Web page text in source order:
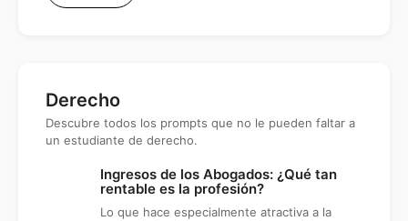
Derecho
Descubre todos los prompts que no le pueden faltar a
un estudiante de derecho.
Ingresos de los Abogados: ¿Qué tan
rentable es la profesión?
Lo que hace especialmente atractiva a la